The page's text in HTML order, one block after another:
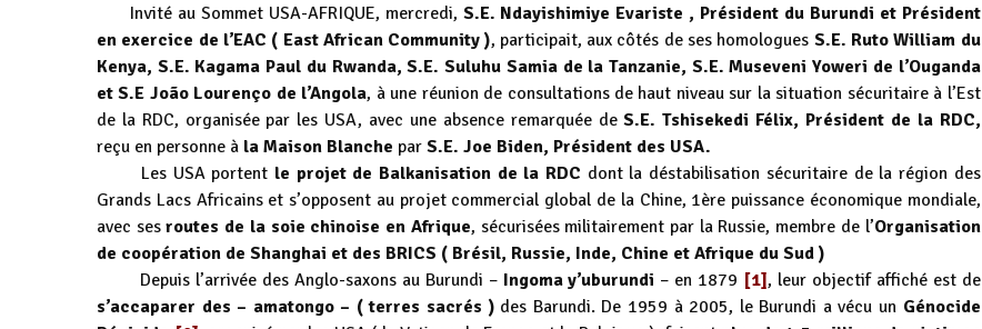
Invité au Sommet USA-AFRIQUE, mercredi, S.E. Ndayishimiye Evariste , Président du Burundi et Président
en exercice de l’EAC ( East African Community ), participait, aux côtés de ses homologues S.E. Ruto William du
Kenya, S.E. Kagama Paul du Rwanda, S.E. Suluhu Samia de la Tanzanie, S.E. Museveni Yoweri de l’Ouganda
et S.E João Lourenço de l’Angola, à une réunion de consultations de haut niveau sur la situation sécuritaire à l’Est
de la RDC, organisée par les USA, avec une absence remarquée deS.E. Tshisekedi Félix, Président de la RDC,
reçu en personne à la Maison Blanche par S.E. Joe Biden, Président des USA.
Les USA portent le projet de Balkanisation de la RDC dont la déstabilisation sécuritaire de la région des
Grands Lacs Africains et s’opposent au projet commercial global de la Chine, 1ère puissance économique mondiale,
avec sesroutes de la soie chinoise en Afrique, sécurisées militairement par la Russie, membre de l’Organisation
de coopération de Shanghai et des BRICS ( Brésil, Russie, Inde, Chine et Afrique du Sud )
Depuis l’arrivée des Anglo-saxons au Burundi –Ingoma y’uburundi – en 1879 [1], leur objectif affiché est de
s’accaparer des – amatongo – ( terres sacrés )des Barundi. De 1959 à 2005, le Burundi a vécu un Génocide